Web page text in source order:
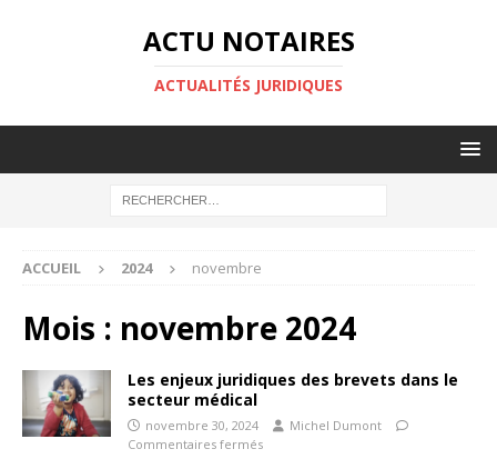
ACTU NOTAIRES
ACTUALITÉS JURIDIQUES
ACCUEIL 2024 novembre
Mois : novembre 2024
Les enjeux juridiques des brevets dans le
secteur médical
novembre 30, 2024
Michel Dumont
Commentaires fermés